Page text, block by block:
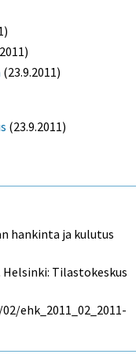
(23.9.2011)
(23.9.2011)
hankinta ja kulutus
Helsinki: Tilastokeskus
ehk_2011_02_2011-